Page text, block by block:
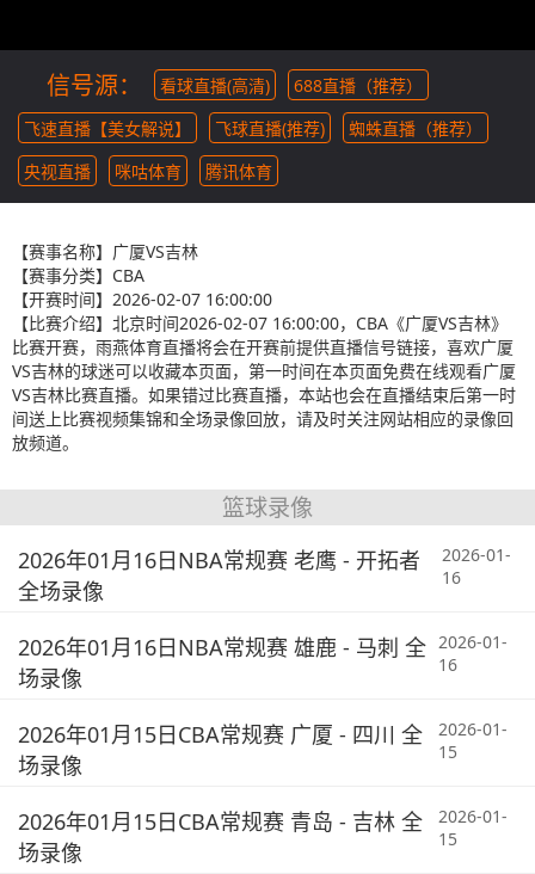
信号源： 看球直播(高清)
688直播（推荐）
飞速直播【美女解说】
飞球直播(推荐)
蜘蛛直播（推荐）
央视直播
咪咕体育 腾讯体育
【赛事名称】 广厦VS吉林
【赛事分类】 CBA
【开赛时间】 2026-02-07 16:00:00
【比赛介绍】 北京时间2026-02-07 16:00:00，CBA《广厦VS吉林》
比赛开赛，雨燕体育直播将会在开赛前提供直播信号链接，喜欢广厦
VS吉林的球迷可以收藏本页面，第一时间在本页面免费在线观看广厦
VS吉林比赛直播。如果错过比赛直播，本站也会在直播结束后第一时
间送上比赛视频集锦和全场录像回放，请及时关注网站相应的录像回
放频道。
篮球录像
2026年01月16日NBA常规赛 老鹰 - 开拓者
全场录像
2026-01-
16
2026年01月16日NBA常规赛 雄鹿 - 马刺 全
场录像
2026-01-
16
2026年01月15日CBA常规赛 广厦 - 四川 全
场录像
2026-01-
15
2026年01月15日CBA常规赛 青岛 - 吉林 全
场录像
2026-01-
15